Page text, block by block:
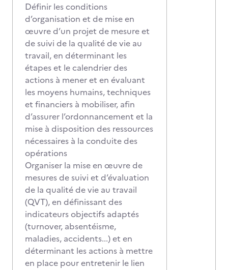
Définir les conditions
d’organisation et de mise en
œuvre d’un projet de mesure et
de suivi de la qualité de vie au
travail, en déterminant les
étapes et le calendrier des
actions à mener et en évaluant
les moyens humains, techniques
et financiers à mobiliser, afin
d’assurer l’ordonnancement et la
mise à disposition des ressources
nécessaires à la conduite des
opérations
Organiser la mise en œuvre de
mesures de suivi et d’évaluation
de la qualité de vie au travail
(QVT), en définissant des
indicateurs objectifs adaptés
(turnover, absentéisme,
maladies, accidents...) et en
déterminant les actions à mettre
en place pour entretenir le lien